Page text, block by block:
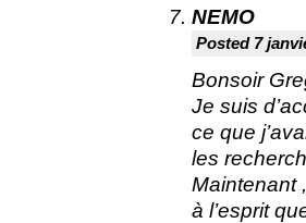
NEMO
Posted 7
Bonsoir
Je suis
ce que
les
Maintenant
à l’esprit